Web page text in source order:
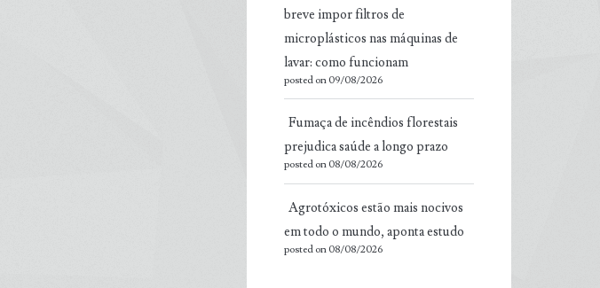
breve impor filtros de
microplásticos nas máquinas de
lavar: como funcionam
posted on 09/08/2026
Fumaça de incêndios florestais
prejudica saúde a longo prazo
posted on 08/08/2026
Agrotóxicos estão mais nocivos
em todo o mundo, aponta estudo
posted on 08/08/2026